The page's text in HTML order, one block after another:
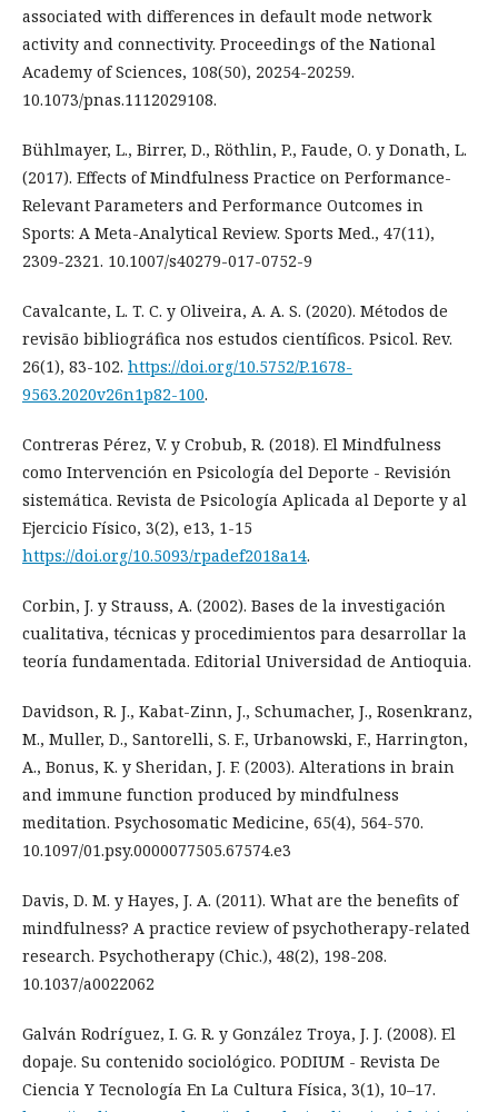
associated with differences in default mode network
activity and connectivity. Proceedings of the National
Academy of Sciences, 108(50), 20254-20259.
10.1073/pnas.1112029108.
Bühlmayer, L., Birrer, D., Röthlin, P., Faude, O. y Donath, L.
(2017). Effects of Mindfulness Practice on Performance-
Relevant Parameters and Performance Outcomes in
Sports: A Meta-Analytical Review. Sports Med., 47(11),
2309-2321. 10.1007/s40279-017-0752-9
Cavalcante, L. T. C. y Oliveira, A. A. S. (2020). Métodos de
revisão bibliográfica nos estudos científicos. Psicol. Rev.
26(1), 83-102. https://doi.org/10.5752/P.1678-
9563.2020v26n1p82-100.
Contreras Pérez, V. y Crobub, R. (2018). El Mindfulness
como Intervención en Psicología del Deporte - Revisión
sistemática. Revista de Psicología Aplicada al Deporte y al
Ejercicio Físico, 3(2), e13, 1-15
https://doi.org/10.5093/rpadef2018a14.
Corbin, J. y Strauss, A. (2002). Bases de la investigación
cualitativa, técnicas y procedimientos para desarrollar la
teoría fundamentada. Editorial Universidad de Antioquia.
Davidson, R. J., Kabat-Zinn, J., Schumacher, J., Rosenkranz,
M., Muller, D., Santorelli, S. F., Urbanowski, F., Harrington,
A., Bonus, K. y Sheridan, J. F. (2003). Alterations in brain
and immune function produced by mindfulness
meditation. Psychosomatic Medicine, 65(4), 564-570.
10.1097/01.psy.0000077505.67574.e3
Davis, D. M. y Hayes, J. A. (2011). What are the benefits of
mindfulness? A practice review of psychotherapy-related
research. Psychotherapy (Chic.), 48(2), 198-208.
10.1037/a0022062
Galván Rodríguez, I. G. R. y González Troya, J. J. (2008). El
dopaje. Su contenido sociológico. PODIUM - Revista De
Ciencia Y Tecnología En La Cultura Física, 3(1), 10–17.